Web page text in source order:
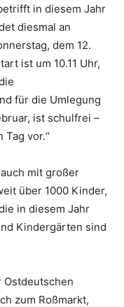
in diesem Jahr
diesmal an
dem 12.
ist um 10.11 Uhr,
für die Umlegung
ist schulfrei –
Tag vor.“
mit großer
über 1000 Kinder,
in diesem Jahr
Kindergärten sind
Ostdeutschen
zum Roßmarkt,